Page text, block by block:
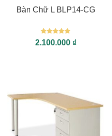
Bàn Chữ L BLP14-CG
Được xếp
hạng55
2.100.000 ₫